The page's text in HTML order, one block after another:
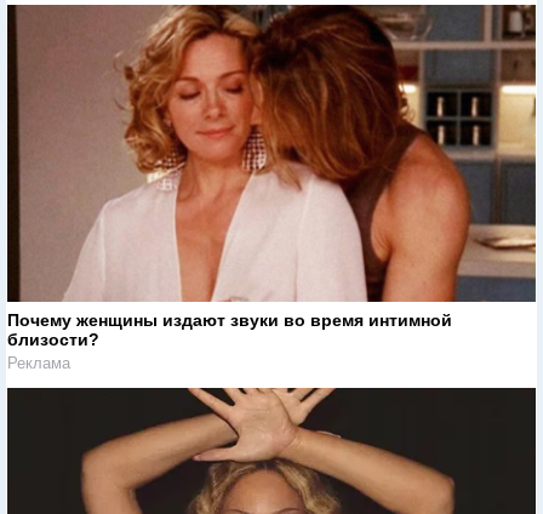
Почему женщины издают звуки во время интимной
близости?
Реклама